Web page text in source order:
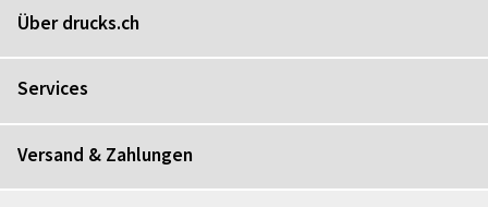
Über drucks.ch
Services
Versand & Zahlungen